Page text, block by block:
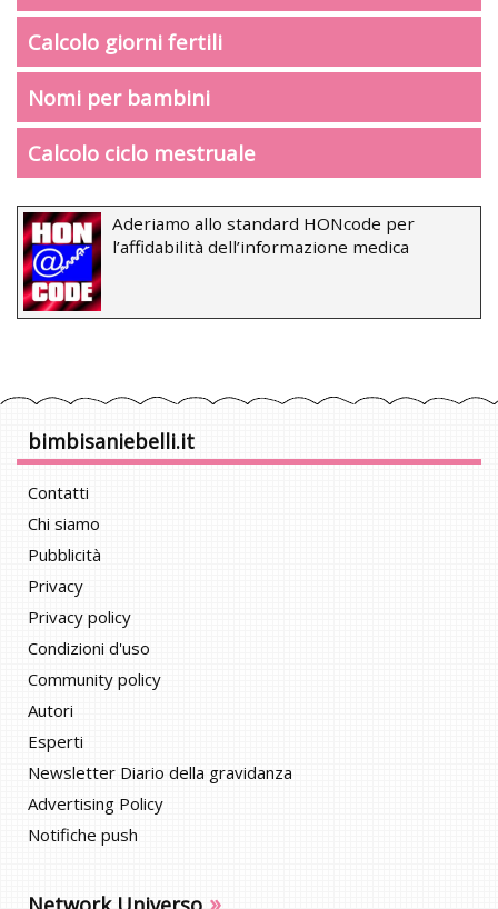
Calcolo giorni fertili
Nomi per bambini
Calcolo ciclo mestruale
Aderiamo allo standard HONcode per
l’affidabilità dell’informazione medica
bimbisaniebelli.it
Contatti
Chi siamo
Pubblicità
Privacy
Privacy policy
Condizioni d'uso
Community policy
Autori
Esperti
Newsletter Diario della gravidanza
Advertising Policy
Notifiche push
»